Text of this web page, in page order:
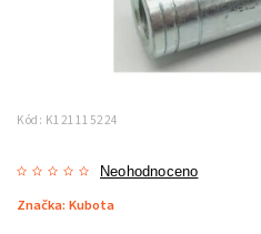
Kód: K121115224
Neohodnoceno
Značka: Kubota